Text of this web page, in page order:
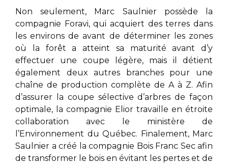
Non seulement, Marc Saulnierpossède la
compagnie Foravi, qui acquiert des terres dans
les environs deavant de déterminer les zones
où la forêt a atteint sa maturité avant d’y
effectuer une coupe légère, mais il détient
également deux autres branches pour une
chaîne de production complète de A à Z. Afin
d’assurer la coupe sélective d’arbres de façon
optimale, la compagnie Elior travaille en étroite
collaboration avec le ministère de
l’Environnement du Québec. Finalement, Marc
Saulnier a créé la compagnie Bois Franc Sec afin
de transformer le bois en évitant les pertes et de